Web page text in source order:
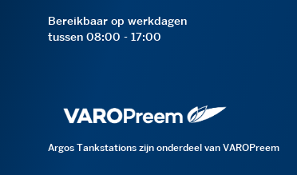
Bereikbaar op werkdagen
tussen 08:00 - 17:00
Argos Tankstations zijn onderdeel van VAROPreem